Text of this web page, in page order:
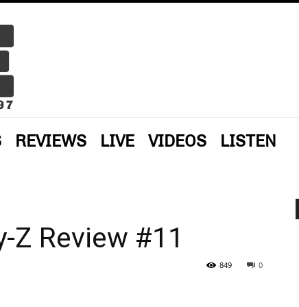
REVIEWS LIVE VIDEOS LISTEN
Z Review #11
0
849